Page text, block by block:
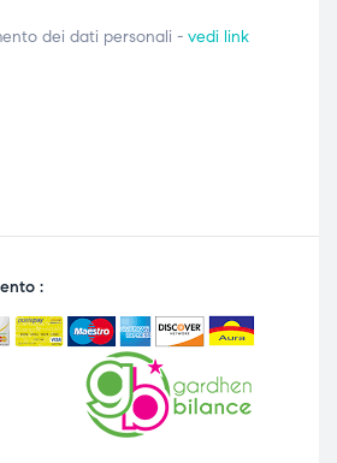
dei dati personali - vedi link
: